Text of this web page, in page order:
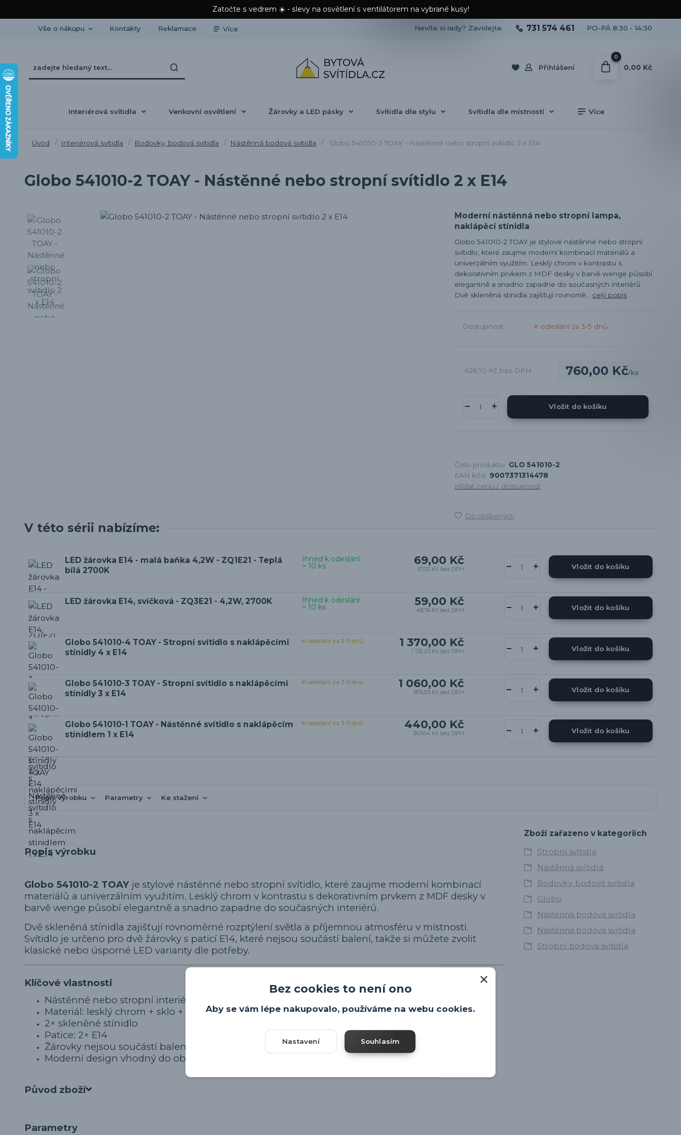
Zatočte s vedrem ☀️ - slevy na osvětlení s ventilátorem na vybrané kusy!
Vše o nákupu Kontakty Reklamace Více
Přihlášení
Nevíte si rady? Zavolejte. 731 574 461 PO-PÁ 8:30 - 14:30
0
0,00 Kč
Interiérová svítidla Venkovní osvětlení Žárovky a LED pásky Svítidla dle stylu Svítidla dle místností Více
Úvod Interiérová svítidla Bodovky, bodová svítidla Nástěnná bodová svítidla Globo 541010-2 TOAY - Nástěnné nebo stropní svítidlo 2 x E14
Globo 541010-2 TOAY - Nástěnné nebo stropní svítidlo 2 x E14
Moderní nástěnná nebo stropní lampa,
naklápěcí stínidla
Globo 541010-2 TOAY je stylové nástěnné nebo stropní
svítidlo, které zaujme moderní kombinací materiálů a
univerzálním využitím. Lesklý chrom v kontrastu s
dekorativním prvkem z MDF desky v barvě wenge působí
elegantně a snadno zapadne do současných interiérů.
Dvě skleněná stínidla zajišťují rovnomě... celý popis
Dostupnost K odeslání za 3-5 dnů
760,00 Kč/ks
628,10 Kč bez DPH
Vložit do košíku
Číslo produktu: GLO 541010-2
EAN kód: 9007371314478
Hlídat cenu / dostupnost
Do oblíbených
V této sérii nabízíme:
LED žárovka E14 - malá baňka 4,2W - ZQ1E21 - Teplá
bílá 2700K
69,00 Kč
57,02 Kč bez DPH
Ihned k odeslání
> 10 ks Vložit do košíku
LED žárovka E14, svíčková - ZQ3E21 - 4,2W, 2700K 59,00 Kč
48,76 Kč bez DPH
Ihned k odeslání
> 10 ks Vložit do košíku
Globo 541010-4 TOAY - Stropní svítidlo s naklápěcími
stínidly 4 x E14
1 370,00 Kč
1 132,23 Kč bez DPH
K odeslání za 3-5 dnů
Vložit do košíku
Globo 541010-3 TOAY - Stropní svítidlo s naklápěcími
stínidly 3 x E14
1 060,00 Kč
876,03 Kč bez DPH
K odeslání za 3-5 dnů
Vložit do košíku
Globo 541010-1 TOAY - Nástěnné svítidlo s naklápěcím
stínidlem 1 x E14
440,00 Kč
363,64 Kč bez DPH
K odeslání za 3-5 dnů
Vložit do košíku
Popis výrobku Parametry Ke stažení
Popis výrobku
Globo 541010-2 TOAY je stylové nástěnné nebo stropní svítidlo, které zaujme moderní kombinací
materiálů a univerzálním využitím. Lesklý chrom v kontrastu s dekorativním prvkem z MDF desky v
barvě wenge působí elegantně a snadno zapadne do současných interiérů.
Dvě skleněná stínidla zajišťují rovnoměrné rozptýlení světla a příjemnou atmosféru v místnosti.
Svítidlo je určeno pro dvě žárovky s paticí E14, které nejsou součástí balení, takže si můžete zvolit
klasické nebo úsporné LED varianty dle potřeby.
Klíčové vlastnosti
Nástěnné nebo stropní interiérové svítidlo
Materiál: lesklý chrom + sklo + MDF (wenge)
2× skleněné stínidlo
Patice: 2× E14
Žárovky nejsou součástí balení
Moderní design vhodný do obývacího pokoje, ložnice i chodby
Původ zboží
Parametry
Zboží zařazeno v kategoriích
Stropní svítidla
Nástěnná svítidla
Bodovky, bodová svítidla
Globo
Nástěnná bodová svítidla
Nástěnná bodová svítidla
Stropní bodová svítidla
Bez cookies to není ono
Aby se vám lépe nakupovalo, používáme na webu cookies.
Nastavení Souhlasím